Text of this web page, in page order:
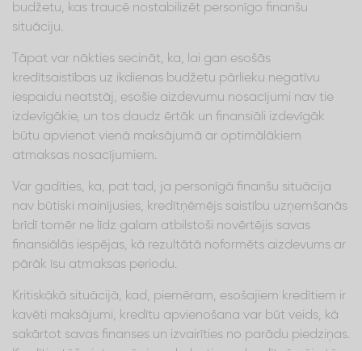
budžetu, kas traucē nostabilizēt personīgo finanšu
situāciju.
Tāpat var nākties secināt, ka, lai gan esošās
kredītsaistības uz ikdienas budžetu pārlieku negatīvu
iespaidu neatstāj, esošie aizdevumu nosacījumi nav tie
izdevīgākie, un tos daudz ērtāk un finansiāli izdevīgāk
būtu apvienot vienā maksājumā ar optimālākiem
atmaksas nosacījumiem.
Var gadīties, ka, pat tad, ja personīgā finanšu situācija
nav būtiski mainījusies, kredītņēmējs saistību uzņemšanās
brīdī tomēr ne līdz galam atbilstoši novērtējis savas
finansiālās iespējas, kā rezultātā noformēts aizdevums ar
pārāk īsu atmaksas periodu.
Kritiskākā situācijā, kad, piemēram, esošajiem kredītiem ir
kavēti maksājumi, kredītu apvienošana var būt veids, kā
sakārtot savas finanses un izvairīties no parādu piedziņas.